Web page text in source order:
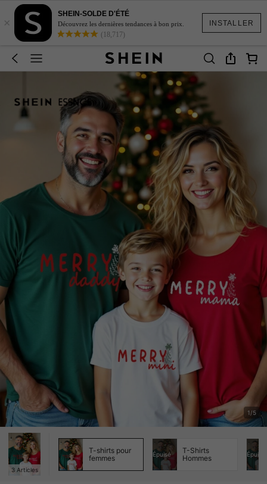
INSTALLER
×
SHEIN-SOLDE D'ÉTÉ
Découvrez les dernières tendances à bon prix.
(18,717)
1/5
3 Articles
T-shirts pour
femmes
Épuisé
T-Shirts
Hommes
Épuisé